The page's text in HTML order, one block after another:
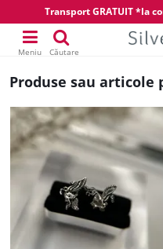
Transport GRATUIT *la
Meniu Căutare
Produse sau articole